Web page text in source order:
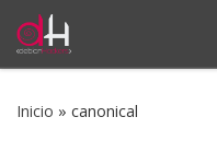
Saltar al contenido
Inicio » canonical